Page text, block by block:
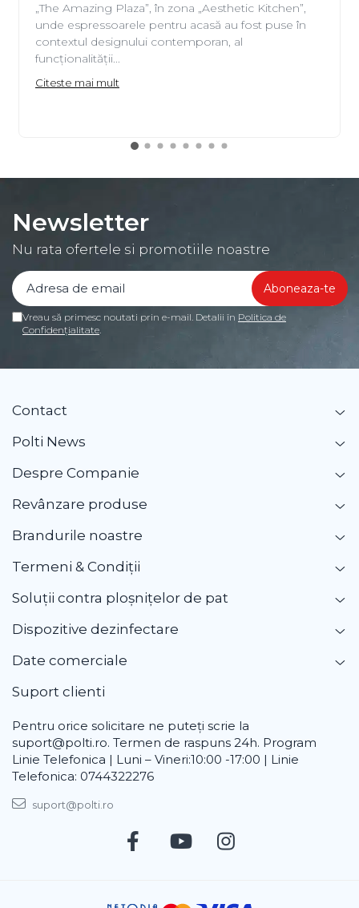
„The Amazing Plaza”, în zona „Aesthetic Kitchen”,
unde espressoarele pentru acasă au fost puse în
contextul designului contemporan, al
funcționalității...
Citeste mai mult
Newsletter
Nu rata ofertele si promotiile noastre
Vreau să primesc noutati prin e-mail. Detalii în Politica de
Confidențialitate.
Contact
Polti News
Despre Companie
Revânzare produse
Brandurile noastre
Termeni & Condiții
Soluții contra ploșnițelor de pat
Dispozitive dezinfectare
Date comerciale
Suport clienti
Pentru orice solicitare ne puteți scrie la
suport@polti.ro. Termen de raspuns 24h. Program
Linie Telefonica | Luni – Vineri:10:00 -17:00 | Linie
Telefonica: 0744322276
suport@polti.ro